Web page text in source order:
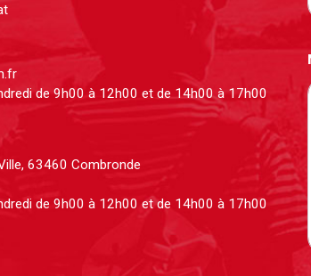
de 9h00 à 12h00 et de 14h00 à 17h00
63460 Combronde
de 9h00 à 12h00 et de 14h00 à 17h00